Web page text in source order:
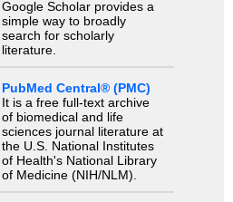
Google Scholar provides a
simple way to broadly
search for scholarly
literature.
PubMed Central® (PMC)
It is a free full-text archive
of biomedical and life
sciences journal literature at
the U.S. National Institutes
of Health's National Library
of Medicine (NIH/NLM).